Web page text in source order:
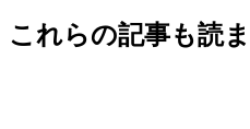
これらの記事も読